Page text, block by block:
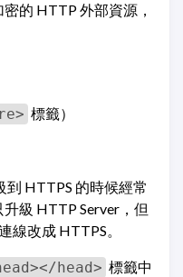
的 HTTP 外部資源，
標籤）
HTTPS 的時候經常
級 HTTP Server，但
線改成 HTTPS。
head> 標籤中